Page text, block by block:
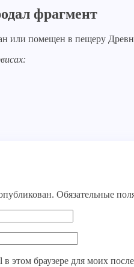
фрагмент
или помещен в пещеру
Обязательные
этом браузере для моих